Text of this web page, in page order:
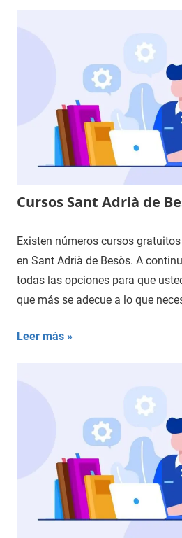
Cursos Sant Adrià de
Existen números cursos
en Sant Adrià de Besòs. A
todas las opciones para que
que más se adecue a lo que
Leer más